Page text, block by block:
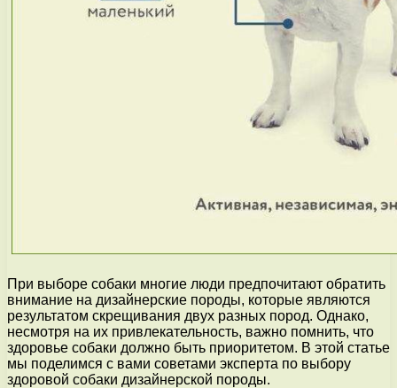
При выборе собаки многие люди предпочитают обратить
внимание на дизайнерские породы, которые являются
результатом скрещивания двух разных пород. Однако,
несмотря на их привлекательность, важно помнить, что
здоровье собаки должно быть приоритетом. В этой статье
мы поделимся с вами советами эксперта по выбору
здоровой собаки дизайнерской породы.